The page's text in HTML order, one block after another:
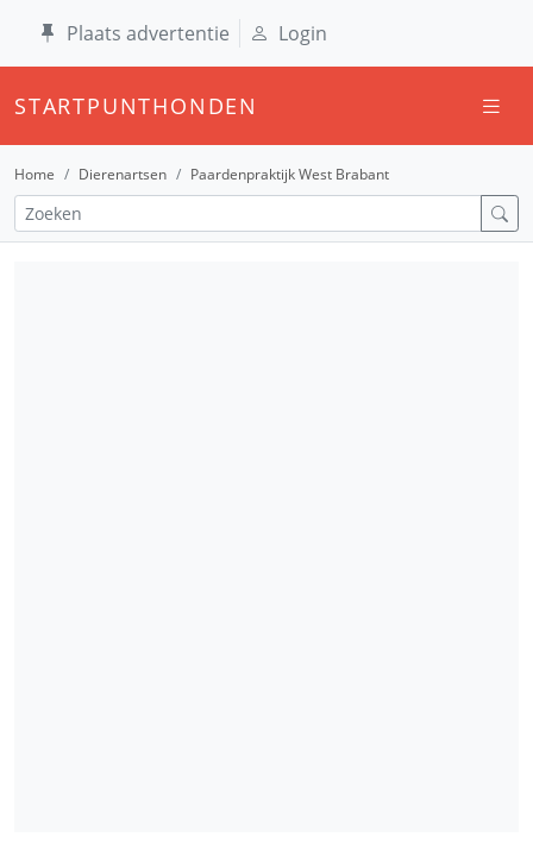
Plaats advertentie Login
STARTPUNTHONDEN
Home Dierenartsen Paardenpraktijk West Brabant